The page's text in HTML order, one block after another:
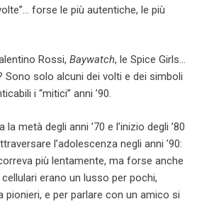
forse le più autentiche, le più
Rossi, Baywatch, le Spice Girls…
Sono solo alcuni dei volti e dei simboli
i “mitici” anni ’90.
metà degli anni ’70 e l’inizio degli ’80
l’adolescenza negli anni ’90:
più lentamente, ma forse anche
erano un lusso per pochi,
pionieri, e per parlare con un amico si